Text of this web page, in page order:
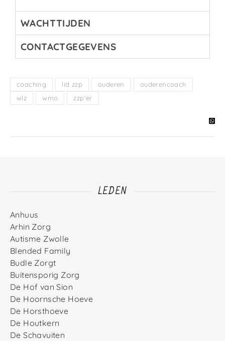
WACHTTIJDEN
CONTACTGEGEVENS
coaching lid zzp ouderen
ouderencoach
wlz
wmo zzp'er
LEDEN
Anhuus
Arhin Zorg
Autisme Zwolle
Blended Family
Budle Zorgt
Buitensporig Zorg
De Hof van Sion
De Hoornsche Hoeve
De Horsthoeve
De Houtkern
De Schavuiten